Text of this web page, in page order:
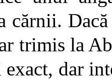
cărnii.
trimis la
exact, dar